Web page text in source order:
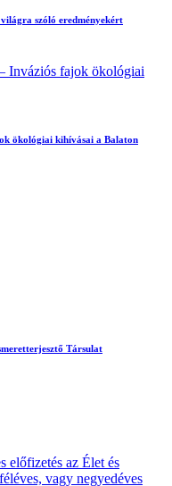
szóló eredményekért
ökológiai kihívásai a Balaton
Társulat
előfizetés az Élet és
vagy negyedéves